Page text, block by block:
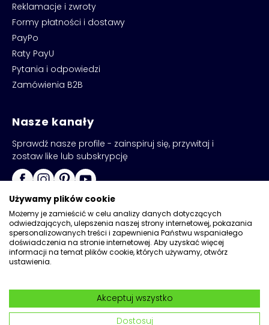
Reklamacje i zwroty
Formy płatności i dostawy
PayPo
Raty PayU
Pytania i odpowiedzi
Zamówienia B2B
Nasze kanały
Sprawdź nasze profile - zainspiruj się, przywitaj i
zostaw like lub subskrypcję
Realizacja:Network | Wdrożenia Magento
Używamy plików cookie
Możemy je zamieścić w celu analizy danych dotyczących
odwiedzających, ulepszenia naszej strony internetowej, pokazania
spersonalizowanych treści i zapewnienia Państwu wspaniałego
doświadczenia na stronie internetowej. Aby uzyskać więcej
informacji na temat plików cookie, których używamy, otwórz
ustawienia.
Akceptuj wszystko
Dostosuj